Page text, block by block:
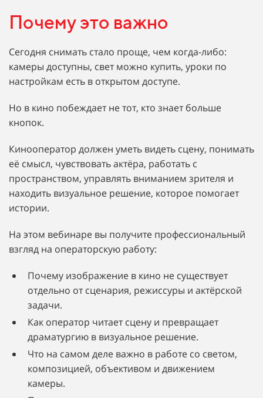
Почему это важно
Сегодня снимать стало проще, чем когда-либо:
камеры доступны, свет можно купить, уроки по
настройкам есть в открытом доступе.
Но в кино побеждает не тот, кто знает больше
кнопок.
Кинооператор должен уметь видеть сцену, понимать
её смысл, чувствовать актёра, работать с
пространством, управлять вниманием зрителя и
находить визуальное решение, которое помогает
истории.
На этом вебинаре вы получите профессиональный
взгляд на операторскую работу:
Почему изображение в кино не существует
отдельно от сценария, режиссуры и актёрской
задачи.
Как оператор читает сцену и превращает
драматургию в визуальное решение.
Что на самом деле важно в работе со светом,
композицией, объективом и движением
камеры.